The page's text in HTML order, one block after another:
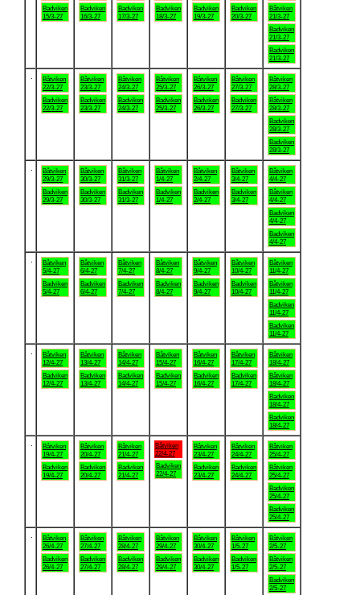
Badviken
15/3-27
Badviken
16/3-27
Badviken
17/3-27
Badviken
18/3-27
Badviken
19/3-27
Badviken
20/3-27
Båtviken
21/3-27
Badviken
21/3-27
Badviken
21/3-27
Båtviken
22/3-27
Badviken
22/3-27
Båtviken
23/3-27
Badviken
23/3-27
Båtviken
24/3-27
Badviken
24/3-27
Båtviken
25/3-27
Badviken
25/3-27
Båtviken
26/3-27
Badviken
26/3-27
Båtviken
27/3-27
Badviken
27/3-27
Båtviken
28/3-27
Båtviken
28/3-27
Badviken
28/3-27
Badviken
28/3-27
Båtviken
29/3-27
Badviken
29/3-27
Båtviken
30/3-27
Badviken
30/3-27
Båtviken
31/3-27
Badviken
31/3-27
Båtviken
1/4-27
Badviken
1/4-27
Båtviken
2/4-27
Badviken
2/4-27
Båtviken
3/4-27
Badviken
3/4-27
Båtviken
4/4-27
Båtviken
4/4-27
Badviken
4/4-27
Badviken
4/4-27
Båtviken
5/4-27
Badviken
5/4-27
Båtviken
6/4-27
Badviken
6/4-27
Båtviken
7/4-27
Badviken
7/4-27
Båtviken
8/4-27
Badviken
8/4-27
Båtviken
9/4-27
Badviken
9/4-27
Båtviken
10/4-27
Badviken
10/4-27
Båtviken
11/4-27
Båtviken
11/4-27
Badviken
11/4-27
Badviken
11/4-27
Båtviken
12/4-27
Badviken
12/4-27
Båtviken
13/4-27
Badviken
13/4-27
Båtviken
14/4-27
Badviken
14/4-27
Båtviken
15/4-27
Badviken
15/4-27
Båtviken
16/4-27
Badviken
16/4-27
Båtviken
17/4-27
Badviken
17/4-27
Båtviken
18/4-27
Båtviken
18/4-27
Badviken
18/4-27
Badviken
18/4-27
Båtviken
19/4-27
Badviken
19/4-27
Båtviken
20/4-27
Badviken
20/4-27
Båtviken
21/4-27
Badviken
21/4-27
Båtviken
22/4-27
Badviken
22/4-27
Båtviken
23/4-27
Badviken
23/4-27
Båtviken
24/4-27
Badviken
24/4-27
Båtviken
25/4-27
Båtviken
25/4-27
Badviken
25/4-27
Badviken
25/4-27
Båtviken
26/4-27
Badviken
26/4-27
Båtviken
27/4-27
Badviken
27/4-27
Båtviken
28/4-27
Badviken
28/4-27
Båtviken
29/4-27
Badviken
29/4-27
Båtviken
30/4-27
Badviken
30/4-27
Båtviken
1/5-27
Badviken
1/5-27
Båtviken
2/5-27
Båtviken
2/5-27
Badviken
2/5-27